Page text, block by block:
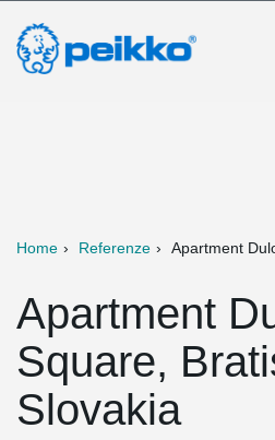
Home Referenze Apartment
Apartment
Square,
Slovakia